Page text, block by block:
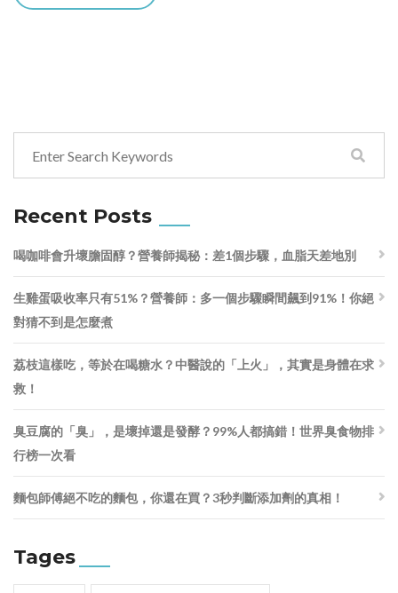
Recent Posts
喝咖啡會升壞膽固醇？營養師揭秘：差1個步驟，血脂天差地別
生雞蛋吸收率只有51%？營養師：多一個步驟瞬間飆到91%！你絕
對猜不到是怎麼煮
荔枝這樣吃，等於在喝糖水？中醫說的「上火」，其實是身體在求
救！
臭豆腐的「臭」，是壞掉還是發酵？99%人都搞錯！世界臭食物排
行榜一次看
麵包師傅絕不吃的麵包，你還在買？3秒判斷添加劑的真相！
Tages